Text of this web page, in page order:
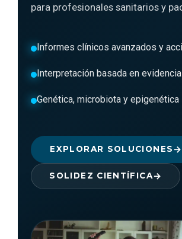
para profesionales sanitarios y
Informes clínicos avanzados y
Interpretación basada en
Genética, microbiota y epigenética
EXPLORAR SOLUCIONES
SOLIDEZ CIENTÍFICA